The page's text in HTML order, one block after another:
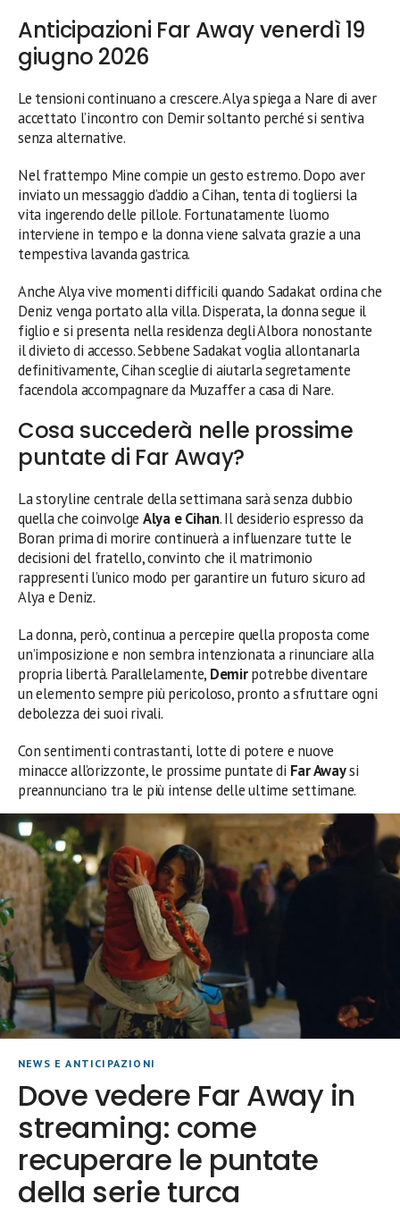
Anticipazioni Far Away venerdì 19
giugno 2026
Le tensioni continuano a crescere. Alya spiega a Nare di aver
accettato l’incontro con Demir soltanto perché si sentiva
senza alternative.
Nel frattempo Mine compie un gesto estremo. Dopo aver
inviato un messaggio d’addio a Cihan, tenta di togliersi la
vita ingerendo delle pillole. Fortunatamente l’uomo
interviene in tempo e la donna viene salvata grazie a una
tempestiva lavanda gastrica.
Anche Alya vive momenti difficili quando Sadakat ordina che
Deniz venga portato alla villa. Disperata, la donna segue il
figlio e si presenta nella residenza degli Albora nonostante
il divieto di accesso. Sebbene Sadakat voglia allontanarla
definitivamente, Cihan sceglie di aiutarla segretamente
facendola accompagnare da Muzaffer a casa di Nare.
Cosa succederà nelle prossime
puntate di Far Away?
La storyline centrale della settimana sarà senza dubbio
quella che coinvolge Alya e Cihan. Il desiderio espresso da
Boran prima di morire continuerà a influenzare tutte le
decisioni del fratello, convinto che il matrimonio
rappresenti l’unico modo per garantire un futuro sicuro ad
Alya e Deniz.
La donna, però, continua a percepire quella proposta come
un’imposizione e non sembra intenzionata a rinunciare alla
propria libertà. Parallelamente, Demirpotrebbe diventare
un elemento sempre più pericoloso, pronto a sfruttare ogni
debolezza dei suoi rivali.
Con sentimenti contrastanti, lotte di potere e nuove
minacce all’orizzonte, le prossime puntate di Far Awaysi
preannunciano tra le più intense delle ultime settimane.
NEWS E ANTICIPAZIONI
Dove vedere Far Away in
streaming: come
recuperare le puntate
della serie turca